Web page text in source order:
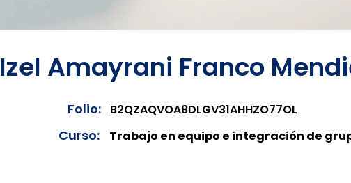
Izel Amayrani Franco
Folio: B2QZAQVOA8DLGV31AHHZO77OL
Curso: Trabajo en equipo e integración de